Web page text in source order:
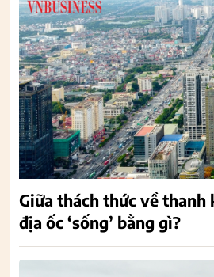
Giữa thách thức về thanh
địa ốc ‘sống’ bằng gì?